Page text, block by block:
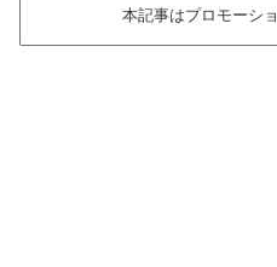
本記事はプロモーシ